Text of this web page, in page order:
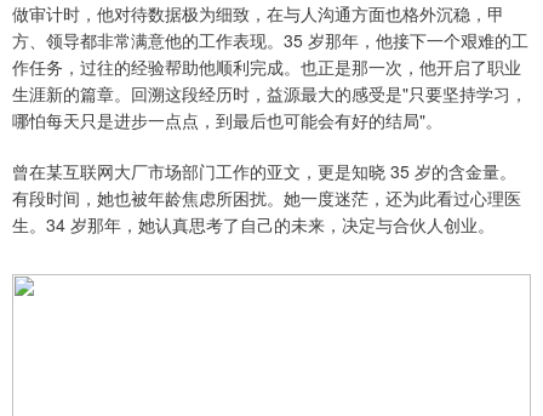
做审计时，他对待数据极为细致，在与人沟通方面也格外沉稳，甲
方、领导都非常满意他的工作表现。35 岁那年，他接下一个艰难的工
作任务，过往的经验帮助他顺利完成。也正是那一次，他开启了职业
生涯新的篇章。回溯这段经历时，益源最大的感受是"只要坚持学习，
哪怕每天只是进步一点点，到最后也可能会有好的结局"。
曾在某互联网大厂市场部门工作的亚文，更是知晓 35 岁的含金量。
有段时间，她也被年龄焦虑所困扰。她一度迷茫，还为此看过心理医
生。34 岁那年，她认真思考了自己的未来，决定与合伙人创业。